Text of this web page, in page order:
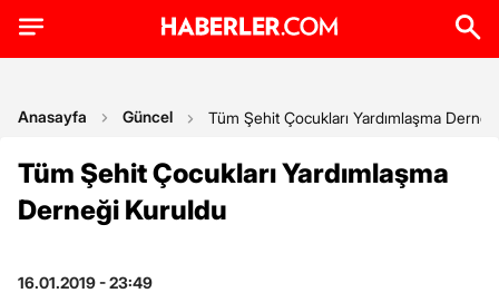
Anasayfa Güncel Tüm Şehit Çocukları Yardımlaşma
Tüm Şehit Çocukları Yardımlaşma
Derneği Kuruldu
16.01.2019 - 23:49